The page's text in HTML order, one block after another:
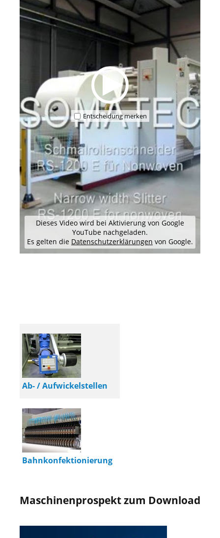
Entscheidung merken
Dieses Video wird bei Aktivierung von Google
YouTube nachgeladen.
Es gelten die Datenschutzerklärungen von Google.
Ab- / Aufwickelstellen
Bahnkonfektionierung
Maschinenprospekt zum Download